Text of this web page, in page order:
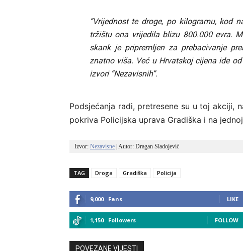
“Vrijednost te droge, po kilogramu, kod
tržištu ona vrijedila blizu 800.000 evra.
skank je pripremljen za prebacivanje
znatno viša. Već u Hrvatskoj cijena ide
izvori “Nezavisnih”.
Podsjećanja radi, pretresene su u toj akciji,
pokriva Policijska uprava Gradiška i na
Izvor: Nezavisne | Autor: Dragan Sladojević
TAG Droga Gradiška Policija
9,000 Fans LIKE
1,150 Followers FOLLOW
POVEZANE VIJESTI